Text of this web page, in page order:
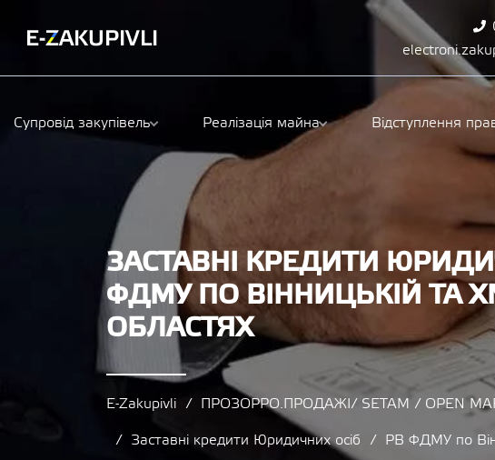
Супровід закупівель Реалізація майна Відступлення
ЗАСТАВНІ КРЕДИТИ
ФДМУ ПО ВІННИЦЬКІЙ ТА
ОБЛАСТЯХ
E-Zakupivli ПРОЗОРРО.ПРОДАЖІ/ SETAM / OPEN
Заставні кредити Юридичних осіб
РВ ФДМУ по